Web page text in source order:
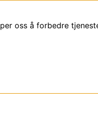
oss å forbedre